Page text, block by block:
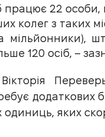
працює 22
колег з таких
мільйонники),
120 осіб, –
додаткових
яких